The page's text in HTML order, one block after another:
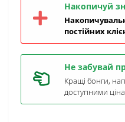
Накопичуй
постійних
Не забувай
Кращі бонги,
доступними